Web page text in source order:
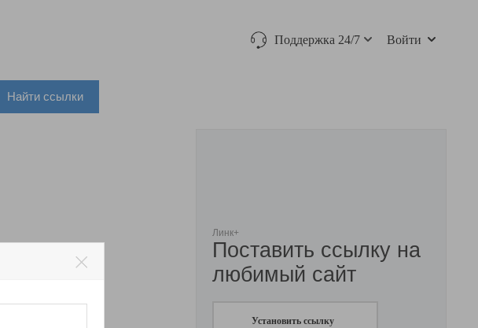
Поддержка 24/7 Войти
Найти ссылки
Линк+
Поставить ссылку на
любимый сайт
Установить ссылку